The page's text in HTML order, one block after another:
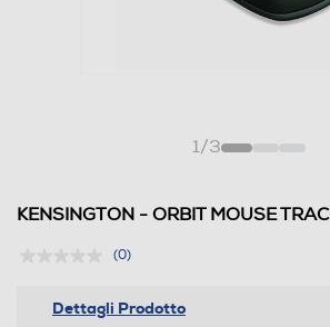
1/3
KENSINGTON - ORBIT MOUSE
(0)
Dettagli Prodotto